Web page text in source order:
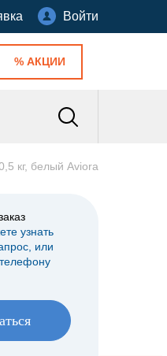
Войти
% АКЦИИ
кг, белый Aviora
узнать
или